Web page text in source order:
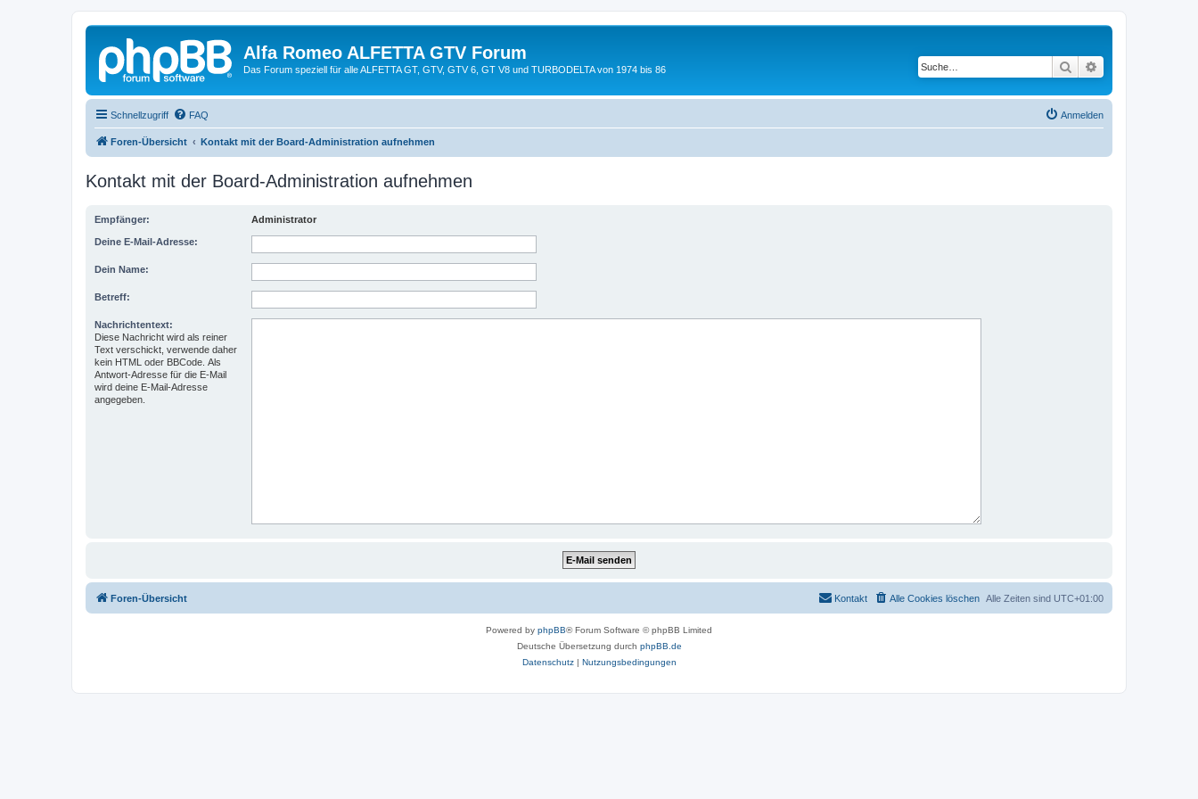
Alfa Romeo ALFETTA GTV Forum
Das Forum speziell für alle ALFETTA GT, GTV, GTV 6, GT V8 und TURBODELTA von 1974 bis 86 Suche
Schnellzugriff FAQ Anmelden
Foren-Übersicht Kontakt mit der Board-Administration aufnehmen
Kontakt mit der Board-Administration aufnehmen
Empfänger: Administrator
Deine E-Mail-Adresse:
Dein Name:
Betreff:
Nachrichtentext:
Diese Nachricht wird als reiner
Text verschickt, verwende daher
kein HTML oder BBCode. Als
Antwort-Adresse für die E-Mail
wird deine E-Mail-Adresse
angegeben.
Foren-Übersicht Alle Zeiten sind UTC+01:00
Alle Cookies löschen
Kontakt
Powered by phpBB® Forum Software © phpBB Limited
Deutsche Übersetzung durch phpBB.de
Datenschutz| Nutzungsbedingungen